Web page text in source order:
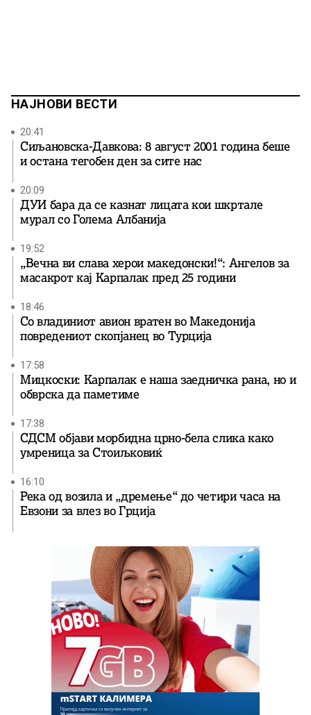
НАЈНОВИ ВЕСТИ
20:41
Сиљановска-Давкова: 8 август 2001 година беше
и остана тегобен ден за сите нас
20:09
ДУИ бара да се казнат лицата кои шкртале
мурал со Голема Албанија
19:52
„Вечна ви слава херои македонски!“: Ангелов за
масакрот кај Карпалак пред 25 години
18:46
Со владиниот авион вратен во Македонија
повредениот скопјанец во Турција
17:58
Мицкоски: Карпалак е наша заедничка рана, но и
обврска да паметиме
17:38
СДСМ објави морбидна црно-бела слика како
умреница за Стоиљковиќ
16:10
Река од возила и „дремење“ до четири часа на
Евзони за влез во Грција